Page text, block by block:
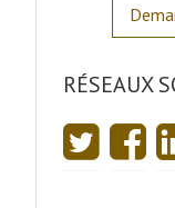
RÉSEAUX